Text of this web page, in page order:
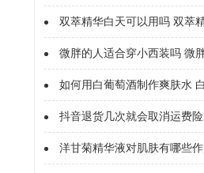
抖音退货几次就会取消运费险